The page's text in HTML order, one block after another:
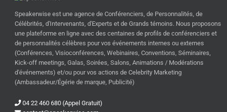
Speakerwise est une agence de Conférenciers, de Personnalités, de
Célébrités, d'Intervenants, d'Experts et de Grands témoins. Nous proposons
une plateforme en ligne avec des centaines de profils de conférenciers et
de personnalités célèbres pour vos événements internes ou externes
(Conférences, Visioconférences, Webinaires, Conventions, Séminaires,
Kick-off meetings, Galas, Soirées, Salons, Animations / Modérations
d'événements) et/ou pour vos actions de Celebrity Marketing
(Ambassadeur/Égérie de marque, Publicité)
04 22 460 680 (Appel Gratuit)